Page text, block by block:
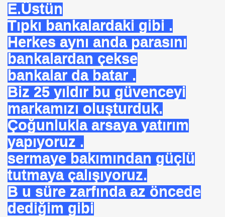
E.Üstün
Tıpkı bankalardaki gibi .
Herkes aynı anda parasını
bankalardan çekse
bankalar da batar .
Biz 25 yıldır bu güvenceyi
markamızı oluşturduk.
Çoğunlukla arsaya yatırım
yapıyoruz .
sermaye bakımından güçlü
tutmaya çalışıyoruz.
B u süre zarfında az öncede
dediğim gibi
BAĞIŞ YAPTI
PURSA
OLURMU .PROF.DR.ONUR HAMZAOĞLU
ÖLÜYOR
BELİRLİ ELLERDE TOPLANMAMALI
MÜSLÜMANLAR
MEDENİYET. MEDİT. Medeniyetler İttifakı Enstitüsü